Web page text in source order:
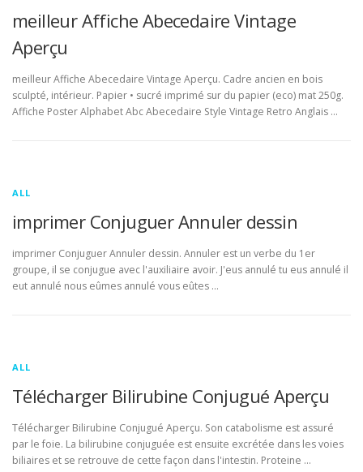
meilleur Affiche Abecedaire Vintage
Aperçu
meilleur Affiche Abecedaire Vintage Aperçu. Cadre ancien en bois
sculpté, intérieur. Papier • sucré imprimé sur du papier (eco) mat 250g.
Affiche Poster Alphabet Abc Abecedaire Style Vintage Retro Anglais …
ALL
imprimer Conjuguer Annuler dessin
imprimer Conjuguer Annuler dessin. Annuler est un verbe du 1er
groupe, il se conjugue avec l'auxiliaire avoir. J'eus annulé tu eus annulé il
eut annulé nous eûmes annulé vous eûtes …
ALL
Télécharger Bilirubine Conjugué Aperçu
Télécharger Bilirubine Conjugué Aperçu. Son catabolisme est assuré
par le foie. La bilirubine conjuguée est ensuite excrétée dans les voies
biliaires et se retrouve de cette façon dans l'intestin. Proteine …